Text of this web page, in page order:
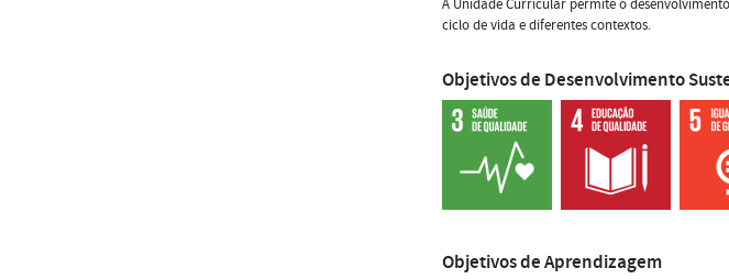
ciclo de vida e diferentes contextos.
Objetivos de Desenvolvimento
Objetivos de Aprendizagem